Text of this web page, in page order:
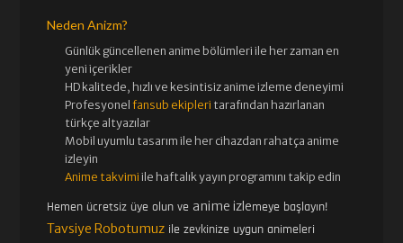
Neden Anizm?
Günlük güncellenen anime bölümleri ile her zaman en
yeni içerikler
HD kalitede, hızlı ve kesintisiz anime izleme deneyimi
Profesyonelfansub ekipleri tarafından hazırlanan
türkçe altyazılar
Mobil uyumlu tasarım ile her cihazdan rahatça anime
izleyin
Anime takvimi ile haftalık yayın programını takip edin
Hemen ücretsiz üye olun ve anime izlemeye başlayın!
Tavsiye Robotumuz ile zevkinize uygun animeleri